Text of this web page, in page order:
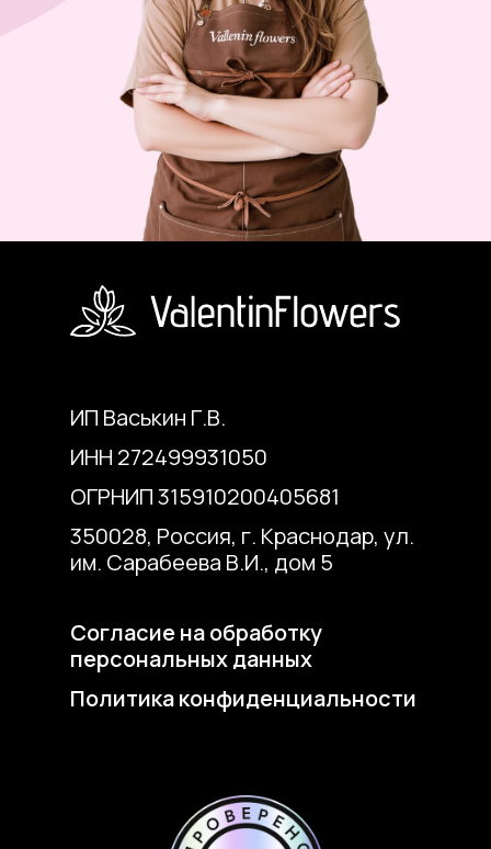
Согласие на обработку
персональных данных
350028, Россия, г. Краснодар, ул.
им. Сарабеева В.И., дом 5
ОГРНИП 315910200405681
ИНН 272499931050
ИП Васькин Г.В.
Политика конфиденциальности